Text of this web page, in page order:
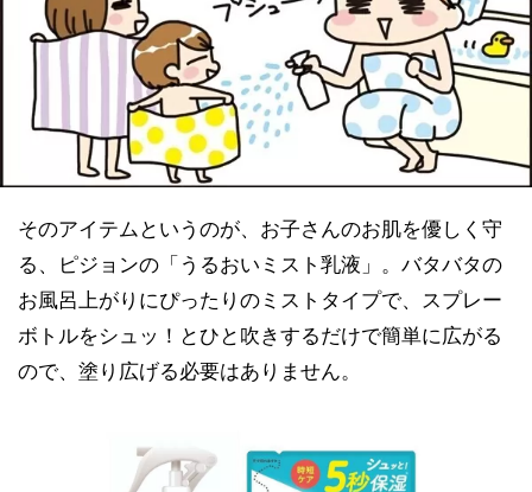
そのアイテムというのが、お子さんのお肌を優しく守
る、ピジョンの「うるおいミスト乳液」。バタバタの
お風呂上がりにぴったりのミストタイプで、スプレー
ボトルをシュッ！とひと吹きするだけで簡単に広がる
ので、塗り広げる必要はありません。